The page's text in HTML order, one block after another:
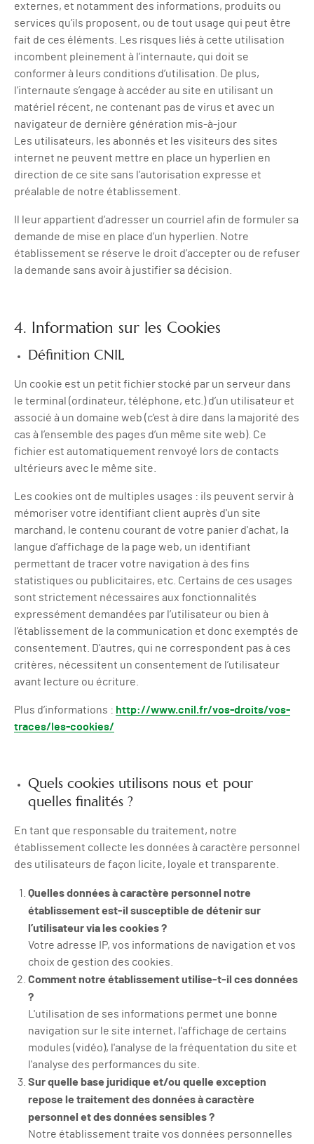
externes, et notamment des informations, produits ou
services qu’ils proposent, ou de tout usage qui peut être
fait de ces éléments. Les risques liés à cette utilisation
incombent pleinement à l’internaute, qui doit se
conformer à leurs conditions d’utilisation. De plus,
l’internaute s’engage à accéder au site en utilisant un
matériel récent, ne contenant pas de virus et avec un
navigateur de dernière génération mis-à-jour
Les utilisateurs, les abonnés et les visiteurs des sites
internet ne peuvent mettre en place un hyperlien en
direction de ce site sans l’autorisation expresse et
préalable de notre établissement.
Il leur appartient d’adresser un courriel afin de formuler sa
demande de mise en place d’un hyperlien. Notre
établissement se réserve le droit d’accepter ou de refuser
la demande sans avoir à justifier sa décision.
4. Information sur les Cookies
Définition CNIL
Un cookie est un petit fichier stocké par un serveur dans
le terminal (ordinateur, téléphone, etc.) d’un utilisateur et
associé à un domaine web (c’est à dire dans la majorité des
cas à l’ensemble des pages d’un même site web). Ce
fichier est automatiquement renvoyé lors de contacts
ultérieurs avec le même site.
Les cookies ont de multiples usages : ils peuvent servir à
mémoriser votre identifiant client auprès d'un site
marchand, le contenu courant de votre panier d'achat, la
langue d’affichage de la page web, un identifiant
permettant de tracer votre navigation à des fins
statistiques ou publicitaires, etc. Certains de ces usages
sont strictement nécessaires aux fonctionnalités
expressément demandées par l’utilisateur ou bien à
l’établissement de la communication et donc exemptés de
consentement. D’autres, qui ne correspondent pas à ces
critères, nécessitent un consentement de l’utilisateur
avant lecture ou écriture.
Plus d’informations : http://www.cnil.fr/vos-droits/vos-
traces/les-cookies/
Quels cookies utilisons nous et pour
quelles finalités ?
En tant que responsable du traitement, notre
établissement collecte les données à caractère personnel
des utilisateurs de façon licite, loyale et transparente.
Quelles données à caractère personnel notre
établissement est-il susceptible de détenir sur
l’utilisateur via les cookies ?
Votre adresse IP, vos informations de navigation et vos
choix de gestion des cookies.
Comment notre établissement utilise-t-il ces données
?
L'utilisation de ses informations permet une bonne
navigation sur le site internet, l'affichage de certains
modules (vidéo), l'analyse de la fréquentation du site et
l'analyse des performances du site.
Sur quelle base juridique et/ou quelle exception
repose le traitement des données à caractère
personnel et des données sensibles ?
Notre établissement traite vos données personnelles